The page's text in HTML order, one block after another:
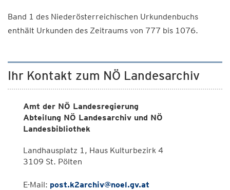
Band 1 des Niederösterreichischen Urkundenbuchs
enthält Urkunden des Zeitraums von 777 bis 1076.
Ihr Kontakt zum NÖ Landesarchiv
Amt der NÖ Landesregierung
Abteilung NÖ Landesarchiv und NÖ
Landesbibliothek
Landhausplatz 1, Haus Kulturbezirk 4
3109 St. Pölten
E-Mail: post.k2archiv@noel.gv.at